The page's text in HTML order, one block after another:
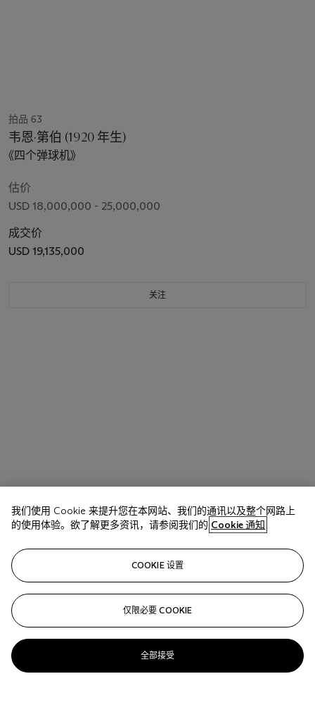
拍品 63
韦恩·第伯 (1920 年生)
《四个弹球机》
估价
USD 18,000,000 - 25,000,000
成交价
USD 19,135,000
关注
我们使用 Cookie 来提升您在本网站、我们的通讯以及整个网路上
的使用体验。欲了解更多资讯，请参阅我们的 Cookie 通知
COOKIE 设置
仅限必要 COOKIE
全部接受